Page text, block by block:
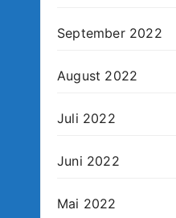
September 2022
August 2022
Juli 2022
Juni 2022
Mai 2022